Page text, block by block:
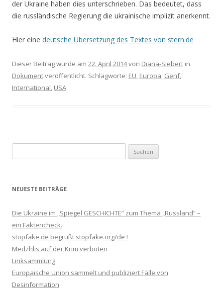
der Ukraine haben dies unterschrieben. Das bedeutet, dass
die russländische Regierung die ukrainische implizit anerkennt.
Hier eine deutsche Übersetzung des Textes von stern.de
Dieser Beitrag wurde am 22. April 2014von Diana-Siebert in
Dokumentveröffentlicht. Schlagworte: EU, Europa, Genf,
International, USA.
nach:
NEUESTE BEITRÄGE
Die Ukraine im „Spiegel GESCHICHTE“ zum Thema „Russland“ –
ein Faktencheck.
stopfake.de begrüßt stopfake.org/de !
Medzhlis auf der Krim verboten
Linksammlung
Europäische Union sammelt und publiziert Fälle von
Desinformation